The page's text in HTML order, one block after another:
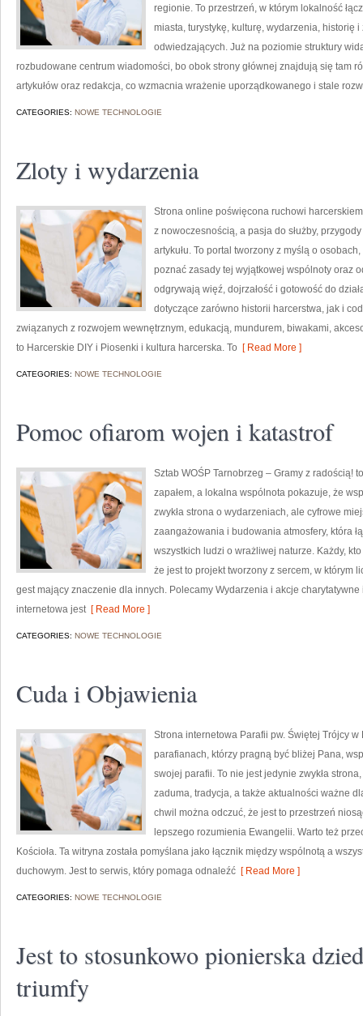
regionie. To przestrzeń, w którym lokalność
miasta, turystykę, kulturę, wydarzenia, historię
odwiedzających. Już na poziomie struktury
rozbudowane centrum wiadomości, bo obok strony głównej znajdują się tam
artykułów oraz redakcja, co wzmacnia wrażenie uporządkowanego i stale
CATEGORIES: NOWE TECHNOLOGIE
Zloty i wydarzenia
Strona online poświęcona ruchowi
z nowoczesnością, a pasja do służby,
artykułu. To portal tworzony z myślą o
poznać zasady tej wyjątkowej wspólnoty oraz
odgrywają więź, dojrzałość i gotowość do
dotyczące zarówno historii harcerstwa, jak i
związanych z rozwojem wewnętrznym, edukacją, mundurem, biwakami,
to Harcerskie DIY i Piosenki i kultura harcerska. To [ Read More ]
CATEGORIES: NOWE TECHNOLOGIE
Pomoc ofiarom wojen i katastrof
Sztab WOŚP Tarnobrzeg – Gramy z radością!
zapałem, a lokalna wspólnota pokazuje, że
zwykła strona o wydarzeniach, ale cyfrowe
zaangażowania i budowania atmosfery, która
wszystkich ludzi o wrażliwej naturze. Każdy,
że jest to projekt tworzony z sercem, w którym
gest mający znaczenie dla innych. Polecamy Wydarzenia i akcje charytatywne
internetowa jest[ Read More ]
CATEGORIES: NOWE TECHNOLOGIE
Cuda i Objawienia
Strona internetowa Parafii pw. Świętej Trójcy
parafianach, którzy pragną być bliżej Pana,
swojej parafii. To nie jest jedynie zwykła
zaduma, tradycja, a także aktualności ważne
chwil można odczuć, że jest to przestrzeń
lepszego rozumienia Ewangelii. Warto też
Kościoła. Ta witryna została pomyślana jako łącznik między wspólnotą a
duchowym. Jest to serwis, który pomaga odnaleźć [ Read More ]
CATEGORIES: NOWE TECHNOLOGIE
Jest to stosunkowo pionierska
triumfy